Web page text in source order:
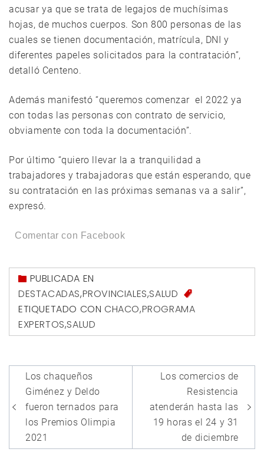
acusar ya que se trata de legajos de muchísimas
hojas, de muchos cuerpos. Son 800 personas de las
cuales se tienen documentación, matrícula, DNI y
diferentes papeles solicitados para la contratación”,
detalló Centeno.
Además manifestó “queremos comenzar el 2022 ya
con todas las personas con contrato de servicio,
obviamente con toda la documentación”.
Por último “quiero llevar la a tranquilidad a
trabajadores y trabajadoras que están esperando, que
su contratación en las próximas semanas va a salir”,
expresó.
Comentar con Facebook
PUBLICADA EN
DESTACADAS,PROVINCIALES,SALUD
ETIQUETADO CON CHACO,PROGRAMA
EXPERTOS,SALUD
Navegación
de
entradas
Los chaqueños
Giménez y Deldo
fueron ternados para
los Premios Olimpia
2021
Los comercios de
Resistencia
atenderán hasta las
19 horas el 24 y 31
de diciembre